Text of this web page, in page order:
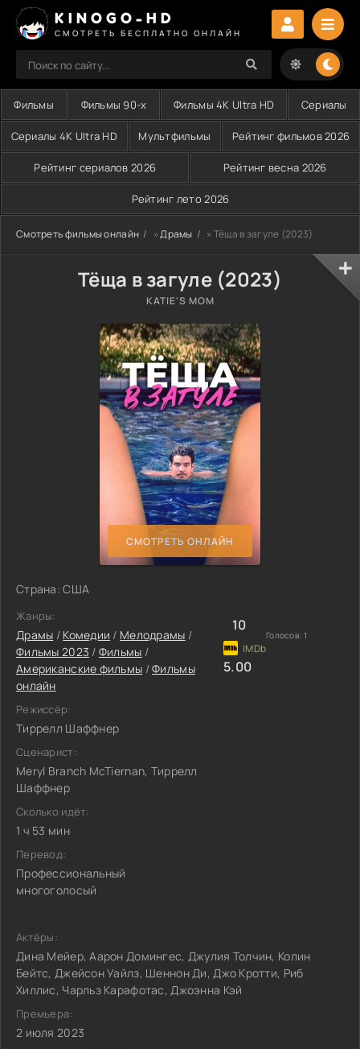
KINOGO-HD
СМОТРЕТЬ БЕСПЛАТНО ОНЛАЙН
Фильмы Фильмы 90-х Фильмы 4K Ultra HD Сериалы
Сериалы 4K Ultra HD Мультфильмы Рейтинг фильмов 2026
Рейтинг сериалов 2026 Рейтинг весна 2026
Рейтинг лето 2026
Смотреть фильмы онлайн »Драмы » Тёща в загуле (2023)
Тёща в загуле (2023)
KATIE'S MOM
СМОТРЕТЬ ОНЛАЙН
Страна: США
Жанры:
Драмы / Комедии / Мелодрамы /
Фильмы 2023 / Фильмы /
Американские фильмы /Фильмы
онлайн
Режиссёр:
Тиррелл Шаффнер
Сценарист:
Meryl Branch McTiernan, Тиррелл
Шаффнер
Сколько идёт:
1 ч 53 мин
Перевод:
Профессиональный
многоголосый
10
Голосов: 1
5.00
Актёры:
Дина Мейер, Аарон Домингес, Джулия Толчин, Колин
Бейтс, Джейсон Уайлз, Шеннон Ди, Джо Кротти, Риб
Хиллис, Чарльз Карафотас, Джоэнна Кэй
Премьера:
2 июля 2023